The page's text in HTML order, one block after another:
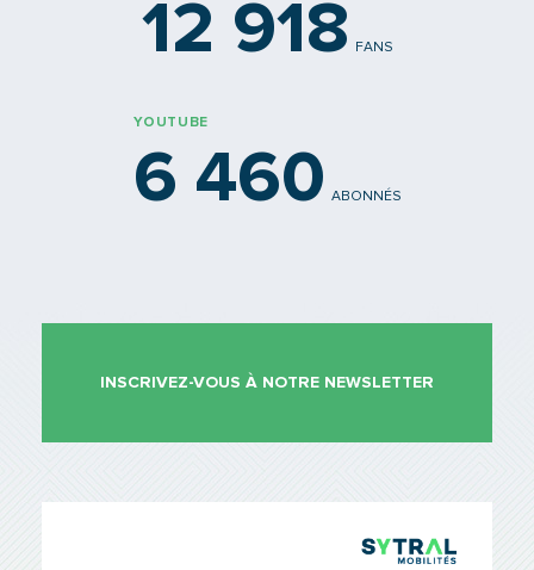
12 918 FANS
YOUTUBE
6 460 ABONNÉS
INSCRIVEZ-VOUS À NOTRE NEWSLETTER